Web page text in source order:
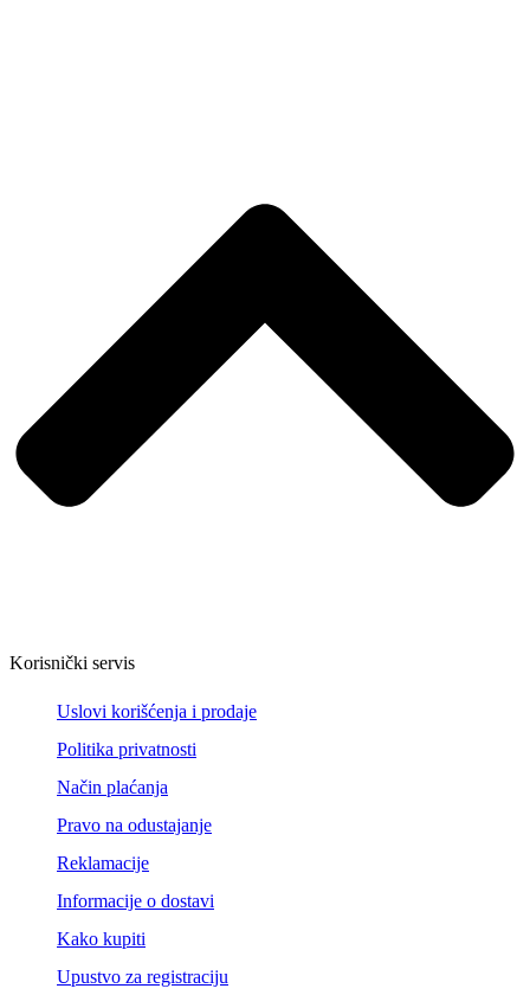
Korisnički servis
Uslovi korišćenja i prodaje
Politika privatnosti
Način plaćanja
Pravo na odustajanje
Reklamacije
Informacije o dostavi
Kako kupiti
Upustvo za registraciju